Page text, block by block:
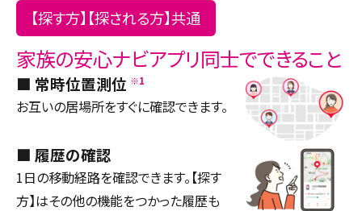
【探す方】【探される方】共通
家族の安心ナビアプリ同士でできること
常時位置測位 ※1
お互いの居場所をすぐに確認できます。
履歴の確認
1日の移動経路を確認できます。【探す
方】はその他の機能をつかった履歴も